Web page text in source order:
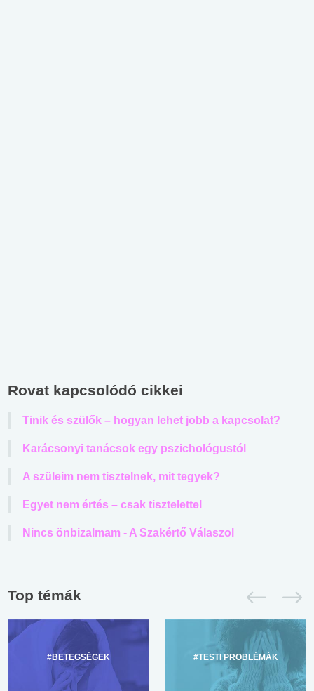
Rovat kapcsolódó cikkei
Tinik és szülők – hogyan lehet jobb a kapcsolat?
Karácsonyi tanácsok egy pszichológustól
A szüleim nem tisztelnek, mit tegyek?
Egyet nem értés – csak tisztelettel
Nincs önbizalmam - A Szakértő Válaszol
Top témák
#BETEGSÉGEK #TESTI PROBLÉMÁK